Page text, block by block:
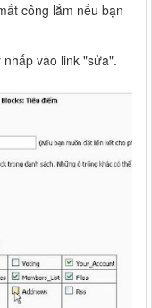
công lắm nếu bạn
vào link "sửa".